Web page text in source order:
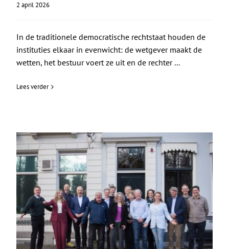
2 april 2026
In de traditionele democratische rechtstaat houden de
instituties elkaar in evenwicht: de wetgever maakt de
wetten, het bestuur voert ze uit en de rechter ...
Lees verder